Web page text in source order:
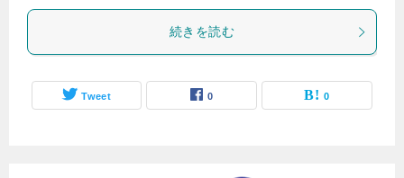
続きを読む
Tweet 0 0